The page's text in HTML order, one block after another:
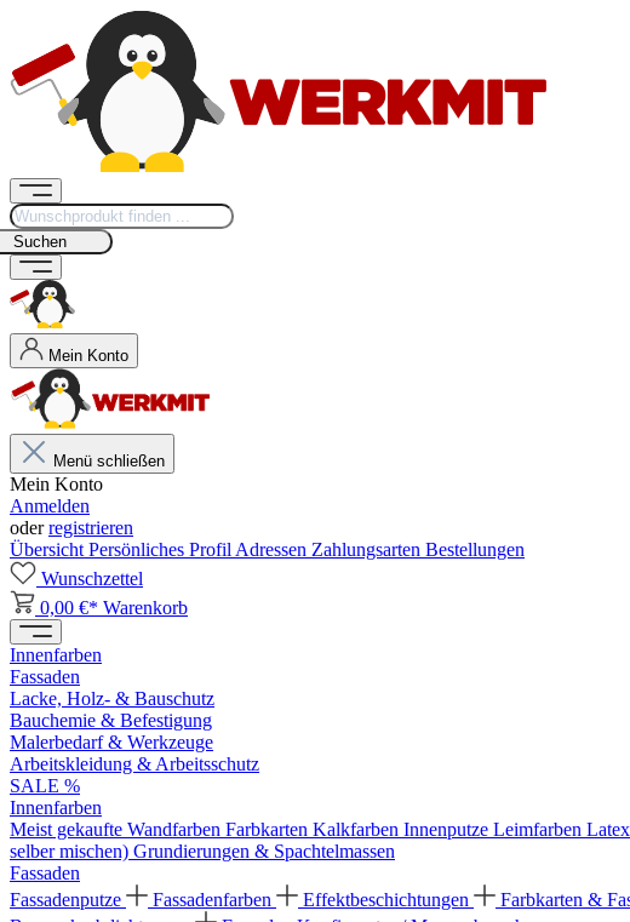
Suchen
Mein Konto
Menü schließen
Mein Konto
Anmelden
oderregistrieren
Übersicht Persönliches Profil Adressen Zahlungsarten Bestellungen
Wunschzettel
0,00 €* Warenkorb
Innenfarben
Fassaden
Lacke, Holz- & Bauschutz
Bauchemie & Befestigung
Malerbedarf & Werkzeuge
Arbeitskleidung & Arbeitsschutz
SALE %
Innenfarben
Meist gekaufte Wandfarben Farbkarten Kalkfarben Innenputze Leimfarben
selber mischen) Grundierungen & Spachtelmassen
Fassaden
Fassadenputze
Fassadenfarben Effektbeschichtungen Farbkarten &